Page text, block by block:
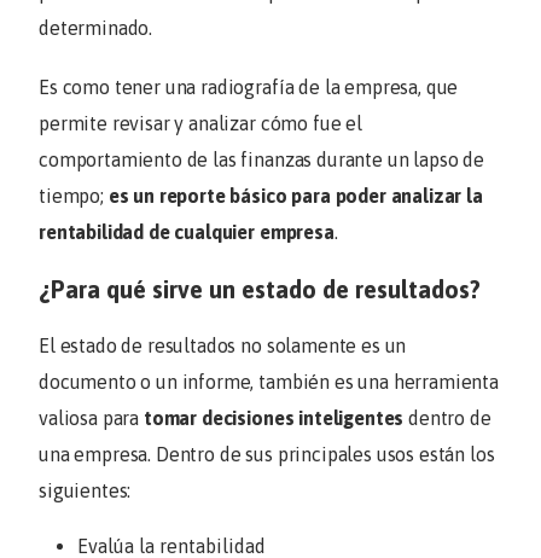
determinado.
Es como tener una radiografía de la empresa, que
permite revisar y analizar cómo fue el
comportamiento de las finanzas durante un lapso de
tiempo; es un reporte básico para poder analizar la
rentabilidad de cualquier empresa.
¿Para qué sirve un estado de resultados?
El estado de resultados no solamente es un
documento o un informe, también es una herramienta
valiosa para tomar decisiones inteligentes dentro de
una empresa. Dentro de sus principales usos están los
siguientes:
Evalúa la rentabilidad